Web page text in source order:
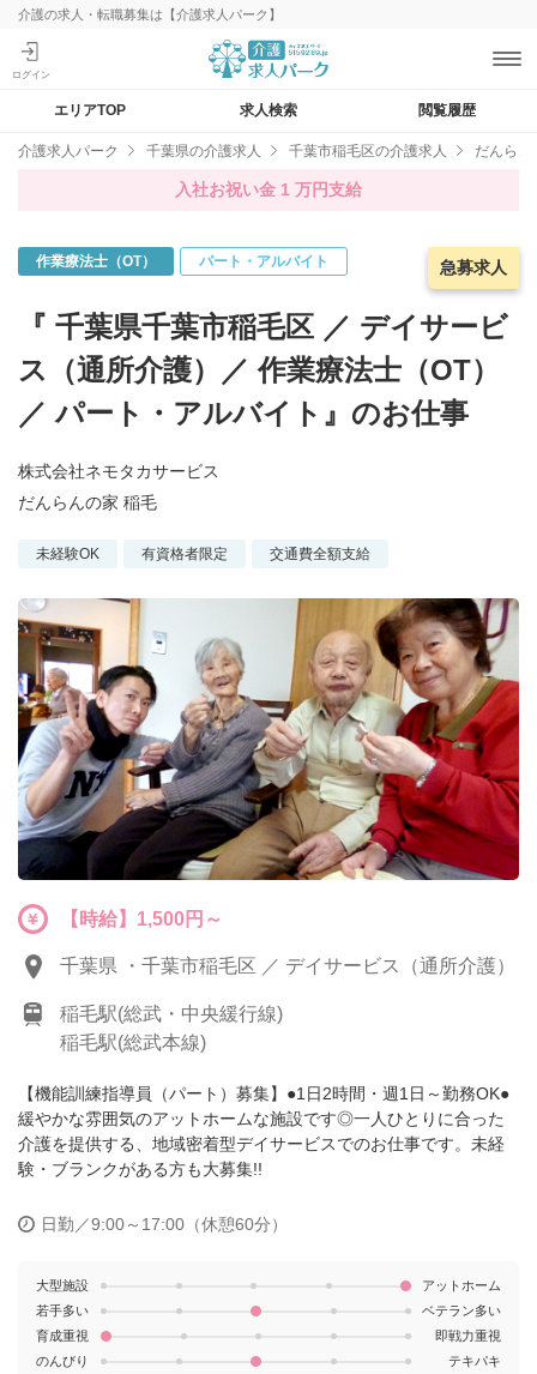
介護の求人・転職募集は【介護求人パーク】
エリアTOP 求人検索 閲覧履歴
介護求人パーク 千葉県の介護求人 千葉市稲毛区の介護求人 だんらん
入社お祝い金 1 万円支給
急募求人
急募求人
作業療法士（OT） パート・アルバイト
『 千葉県千葉市稲毛区 ／ デイサービ
ス（通所介護）／ 作業療法士（OT）
／ パート・アルバイト』のお仕事
株式会社ネモタカサービス
だんらんの家 稲毛
未経験OK 有資格者限定 交通費全額支給
【時給】1,500円～
千葉県 ・千葉市稲毛区 ／ デイサービス（通所介護）
稲毛駅(総武・中央緩行線)
稲毛駅(総武本線)
【機能訓練指導員（パート）募集】●1日2時間・週1日～勤務OK●
緩やかな雰囲気のアットホームな施設です◎一人ひとりに合った
介護を提供する、地域密着型デイサービスでのお仕事です。未経
験・ブランクがある方も大募集!!
日勤／9:00～17:00（休憩60分）
大型施設
アットホーム
若手多い
ベテラン多い
育成重視
即戦力重視
のんびり
テキパキ